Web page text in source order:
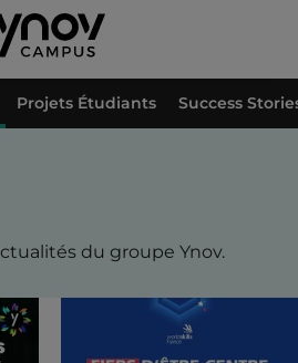
du groupe Ynov.
Projets Étudiants Success